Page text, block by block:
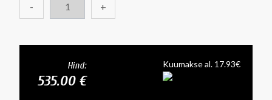
- +
Hind:
535.00 €
Kuumakse al. 17.93€